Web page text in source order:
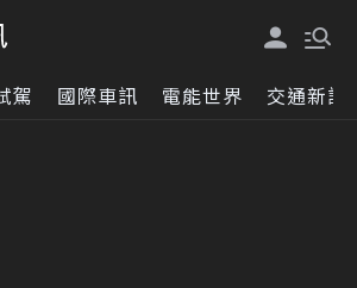
駕 國際車訊 電能世界 交通新訊